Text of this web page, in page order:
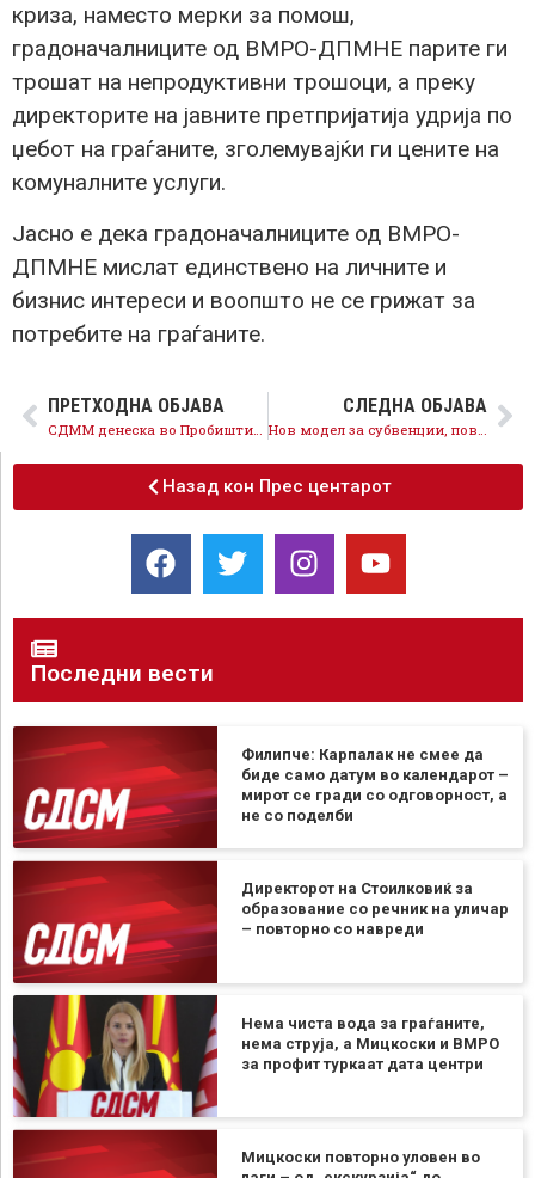
криза, наместо мерки за помош,
градоначалниците од ВМРО-ДПМНЕ парите ги
трошат на непродуктивни трошоци, а преку
директорите на јавните претпријатија удрија по
џебот на граѓаните, зголемувајќи ги цените на
комуналните услуги.
Јасно е дека градоначалниците од ВМРО-
ДПМНЕ мислат единствено на личните и
бизнис интереси и воопшто не се грижат за
потребите на граѓаните.
ПРЕТХОДНА ОБЈАВА СЛЕДНА ОБЈАВА
Назад кон Прес центарот
Последни вести
Филипче: Карпалак не смее да
биде само датум во календарот –
мирот се гради со одговорност, а
не со поделби
Директорот на Стоилковиќ за
образование со речник на уличар
– повторно со навреди
Нема чиста вода за граѓаните,
нема струја, а Мицкоски и ВМРО
за профит туркаат дата центри
Мицкоски повторно уловен во